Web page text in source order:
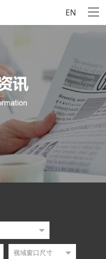
EN